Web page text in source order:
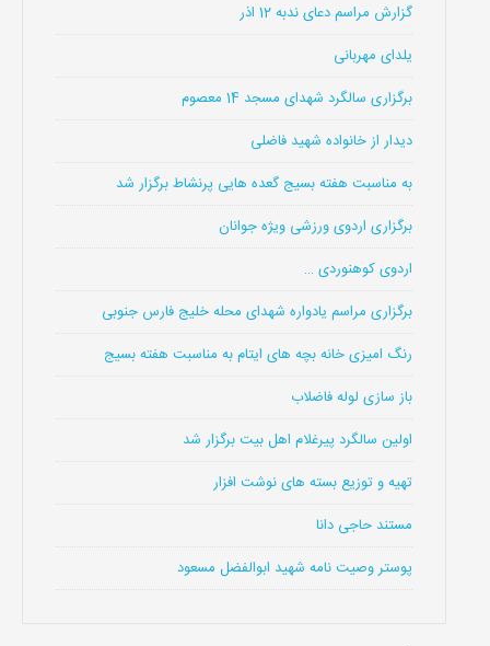
گزارش مراسم دعای ندبه 12 اذر
یلدای مهربانی
برگزاری سالگرد شهدای مسجد 14 معصوم
دیدار از خانواده شهید فاضلی
به مناسبت هفته بسیج گعده هایی پرنشاط برگزار شد
برگزاری اردوی ورزشی ویژه جوانان
اردوی کوهنوردی …
برگزاری مراسم یادواره شهدای محله خلیج فارس جنوبی
رنگ امیزی خانه بچه های ایتام به مناسبت هفته بسیج
باز سازی لوله فاضلاب
اولین سالگرد پیرغلام اهل بیت برگزار شد
تهیه و توزیع بسته های نوشت افزار
مستند حاجی دانا
پوستر وصیت نامه شهید ابوالفضل مسعود